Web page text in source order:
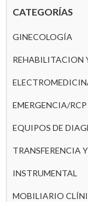
CATEGORÍAS
GINECOLOGÍA
REHABILITACION
EMERGENCIA/RCP
EQUIPOS DE
TRANSFERENCIA
INSTRUMENTAL
MOBILIARIO